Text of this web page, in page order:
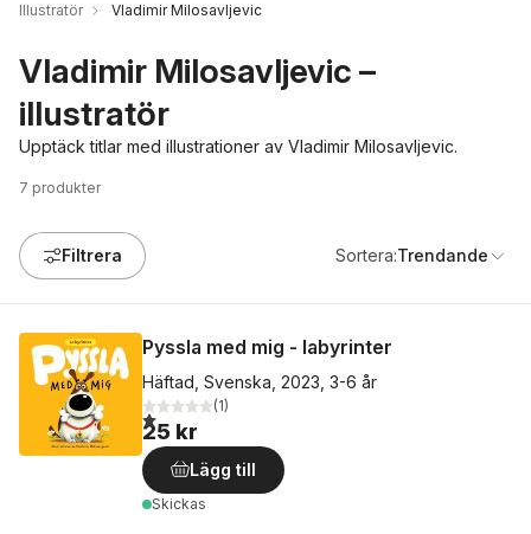
Illustratör Vladimir Milosavljevic
Vladimir Milosavljevic –
illustratör
Upptäck titlar med illustrationer av Vladimir Milosavljevic.
7 produkter
Filtrera Sortera:Trendande
Pyssla med mig - labyrinter
Häftad, Svenska, 2023, 3-6 år
1,0utav 5 stjärnor. Totalt antal röster:
(1)
25 kr
Lägg till
Skickas